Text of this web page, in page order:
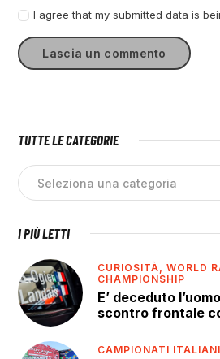
I agree that my submitted data is
TUTTE LE CATEGORIE
I PIÙ LETTI
CURIOSITÀ,WORLD
CHAMPIONSHIP
E’ deceduto
scontro frontale
CAMPIONATI